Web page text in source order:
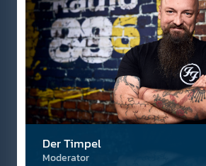
Der Timpel
Moderator